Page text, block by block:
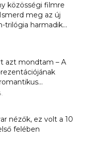
közösségi filmre
meg az új
harmadik...
azt mondtam – A
nézők, ez volt a 10
felében